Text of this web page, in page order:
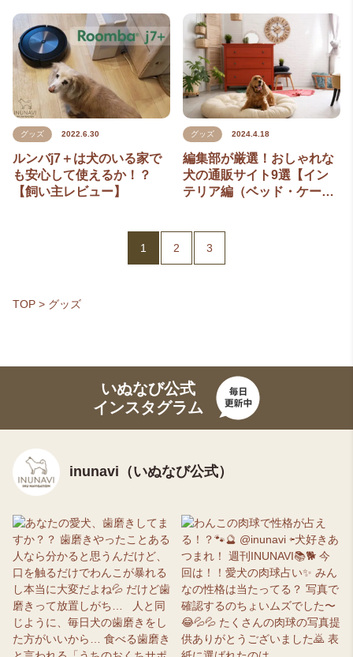
グッズ 2022.6.30
ルンバj7＋は犬のいる家で
も安心して使えるか！？
【飼い主レビュー】
グッズ 2024.4.18
編集部が厳選！おしゃれな
犬の通販サイト9選【イン
テリア編（ベッド・ケー…
1 2 3
TOP > グッズ
いぬなび公式
インスタグラム
inunavi（いぬなび公式）